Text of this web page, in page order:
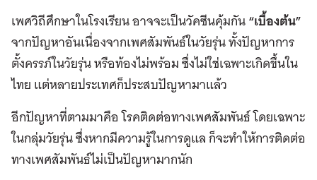
เพศวิถีศึกษาในโรงเรียน อาจจะเป็นวัคซีนคุ้มกัน“เบื้องต้น”
จากปัญหาอันเนื่องจากเพศสัมพันธ์ในวัยรุ่น ทั้งปัญหาการ
ตั้งครรภ์ในวัยรุ่น หรือท้องไม่พร้อม ซึ่งไม่ใช่เฉพาะเกิดขึ้นใน
ไทย แต่หลายประเทศก็ประสบปัญหามาแล้ว
อีกปัญหาที่ตามมาคือ โรคติดต่อทางเพศสัมพันธ์ โดยเฉพาะ
ในกลุ่มวัยรุ่น ซึ่งหากมีความรู้ในการดูแล ก็จะทำให้การติดต่อ
ทางเพศสัมพันธ์ไม่เป็นปัญหามากนัก